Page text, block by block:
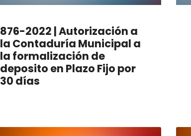
876-2022 | Autorización a
la Contaduría Municipal a
la formalización de
deposito en Plazo Fijo por
30 días